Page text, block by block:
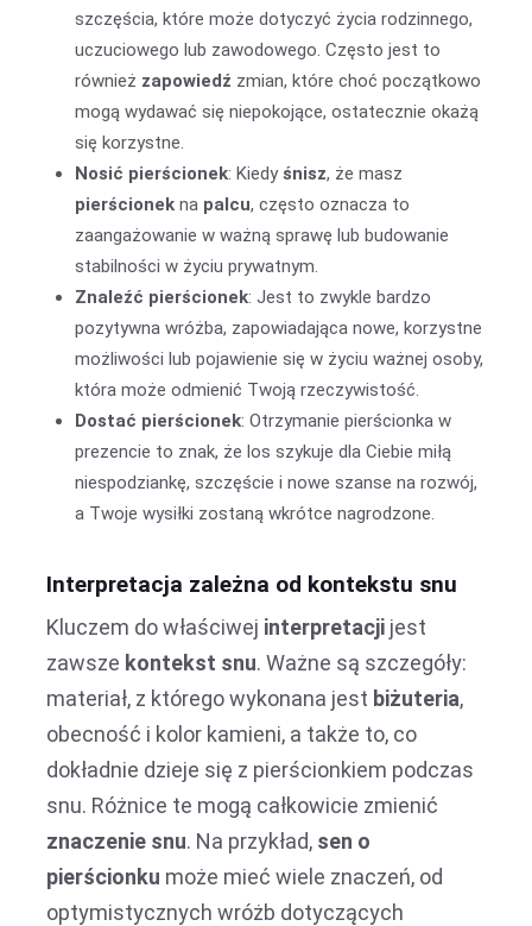
szczęścia, które może dotyczyć życia rodzinnego,
uczuciowego lub zawodowego. Często jest to
również zapowiedź zmian, które choć początkowo
mogą wydawać się niepokojące, ostatecznie okażą
się korzystne.
Nosić pierścionek: Kiedyśnisz, że masz
pierścionek na palcu, często oznacza to
zaangażowanie w ważną sprawę lub budowanie
stabilności w życiu prywatnym.
Znaleźć pierścionek: Jest to zwykle bardzo
pozytywna wróżba, zapowiadająca nowe, korzystne
możliwości lub pojawienie się w życiu ważnej osoby,
która może odmienić Twoją rzeczywistość.
Dostać pierścionek: Otrzymanie pierścionka w
prezencie to znak, że los szykuje dla Ciebie miłą
niespodziankę, szczęście i nowe szanse na rozwój,
a Twoje wysiłki zostaną wkrótce nagrodzone.
Interpretacja zależna od kontekstu snu
Kluczem do właściwej interpretacji jest
zawsze kontekst snu. Ważne są szczegóły:
materiał, z którego wykonana jest biżuteria,
obecność i kolor kamieni, a także to, co
dokładnie dzieje się z pierścionkiem podczas
snu. Różnice te mogą całkowicie zmienić
znaczenie snu. Na przykład, sen o
pierścionku może mieć wiele znaczeń, od
optymistycznych wróżb dotyczących